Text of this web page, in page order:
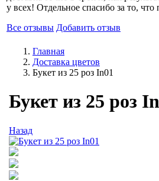
у всех! Отдельное спасибо за то, что
Все отзывы Добавить отзыв
Главная
Доставка цветов
Букет из 25 роз In01
Букет из 25 роз
Назад